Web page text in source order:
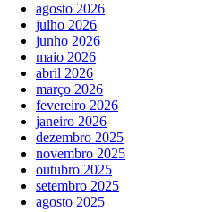
agosto 2026
julho 2026
junho 2026
maio 2026
abril 2026
março 2026
fevereiro 2026
janeiro 2026
dezembro 2025
novembro 2025
outubro 2025
setembro 2025
agosto 2025